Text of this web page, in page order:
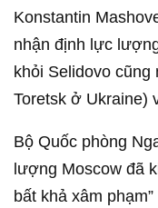
Konstantin
nhận định lực
khỏi Selidovo
Toretsk ở Ukraine)
Bộ Quốc phòng
lượng Moscow đã
bất khả xâm